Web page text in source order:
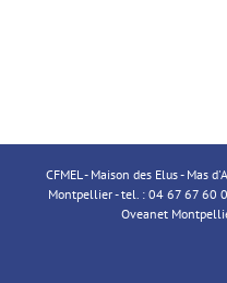
CFMEL - Maison des Elus - Mas
Montpellier - tel. : 04 67 67
Oveanet